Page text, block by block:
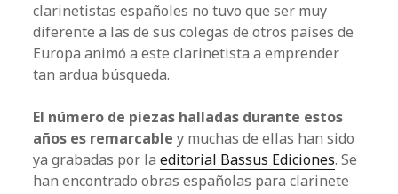
clarinetistas españoles no tuvo que ser muy
diferente a las de sus colegas de otros países de
Europa animó a este clarinetista a emprender
tan ardua búsqueda.
El número de piezas halladas durante estos
años es remarcable y muchas de ellas han sido
ya grabadas por laeditorial Bassus Ediciones. Se
han encontrado obras españolas para clarinete